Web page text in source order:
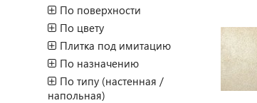
По поверхности
По цвету
Плитка под имитацию
По назначению
По типу (настенная /
напольная)